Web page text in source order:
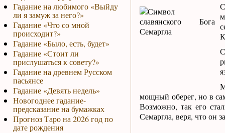
Гадание на любимого «Выйду
ли я замуж за него?»
Гадание «Что со мной
происходит?»
Гадание «Было, есть, будет»
Гадание «Стоит ли
прислушаться к совету?»
Гадание на древнем Русском
пасьянсе
Гадание «Девять недель»
Новогоднее гадание-
предсказание на бумажках
Прогноз Таро на 2026 год по
дате рождения
мощный оберег, но в
Возможно, так его
Семаргла, веря, что он